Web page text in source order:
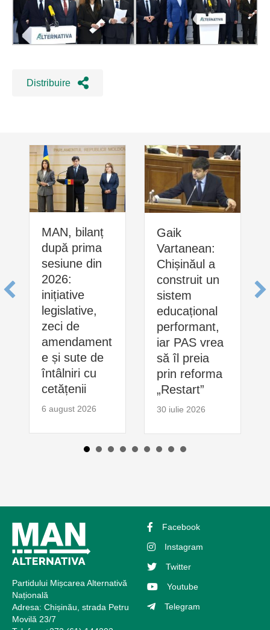
Distribuire
MAN, bilanț
după prima
sesiune din
2026:
inițiative
legislative,
zeci de
amendament
e și sute de
întâlniri cu
cetățenii
6 august 2026
Gaik
Vartanean:
Chișinăul a
construit un
sistem
educațional
performant,
iar PAS vrea
să îl preia
prin reforma
„Restart”
30 iulie 2026
Partidului Mișcarea Alternativă
Națională
Adresa: Chișinău, strada Petru
Movilă 23/7
Facebook
Instagram
Twitter
Youtube
Telegram